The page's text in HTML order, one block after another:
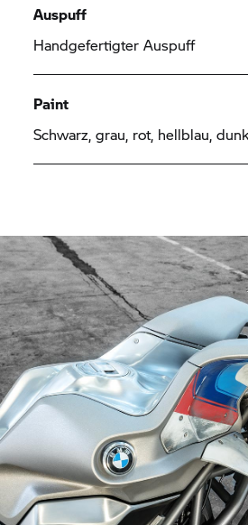
Auspuff
Handgefertigter Auspuff
Paint
Schwarz, grau, rot, hellblau,